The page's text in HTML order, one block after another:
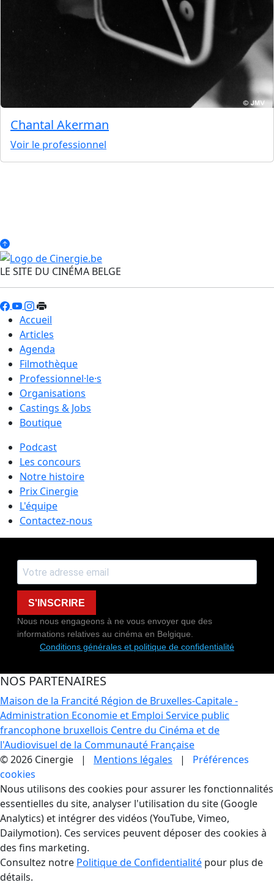
Chantal Akerman
Voir le professionnel
LE SITE DU CINÉMA BELGE
Accueil
Articles
Agenda
Filmothèque
Professionnel·le·s
Organisations
Castings & Jobs
Boutique
Podcast
Les concours
Notre histoire
Prix Cinergie
L'équipe
Contactez-nous
S'INSCRIRE
Nous nous engageons à ne vous envoyer que des
informations relatives au cinéma en Belgique.
Conditions générales et politique de confidentialité
NOS PARTENAIRES
Maison de la Francité Région de Bruxelles-Capitale -
Administration Economie et Emploi Service public
francophone bruxellois Centre du Cinéma et de
l'Audiovisuel de la Communauté Française
© 2026 Cinergie | Mentions légales | Préférences
cookies
Gestion des Cookies
Nous utilisons des cookies pour assurer les fonctionnalités
essentielles du site, analyser l'utilisation du site (Google
Analytics) et intégrer des vidéos (YouTube, Vimeo,
Dailymotion). Ces services peuvent déposer des cookies à
des fins marketing.
Consultez notre Politique de Confidentialité pour plus de
détails.